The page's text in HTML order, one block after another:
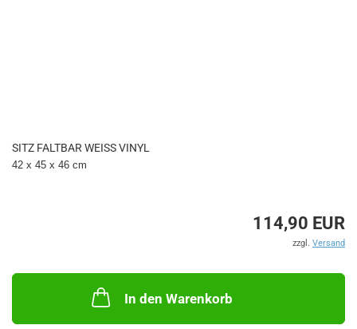
SITZ FALTBAR WEISS VINYL
42 x 45 x 46 cm
114,90 EUR
zzgl. Versand
In den Warenkorb